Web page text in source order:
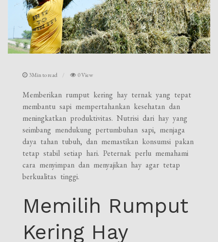
3Min to read 0 View
Memberikan rumput kering hay ternak yang tepat
membantu sapi mempertahankan kesehatan dan
meningkatkan produktivitas. Nutrisi dari hay yang
seimbang mendukung pertumbuhan sapi, menjaga
daya tahan tubuh, dan memastikan konsumsi pakan
tetap stabil setiap hari. Peternak perlu memahami
cara menyimpan dan menyajikan hay agar tetap
berkualitas tinggi.
Memilih Rumput
Kering Hay